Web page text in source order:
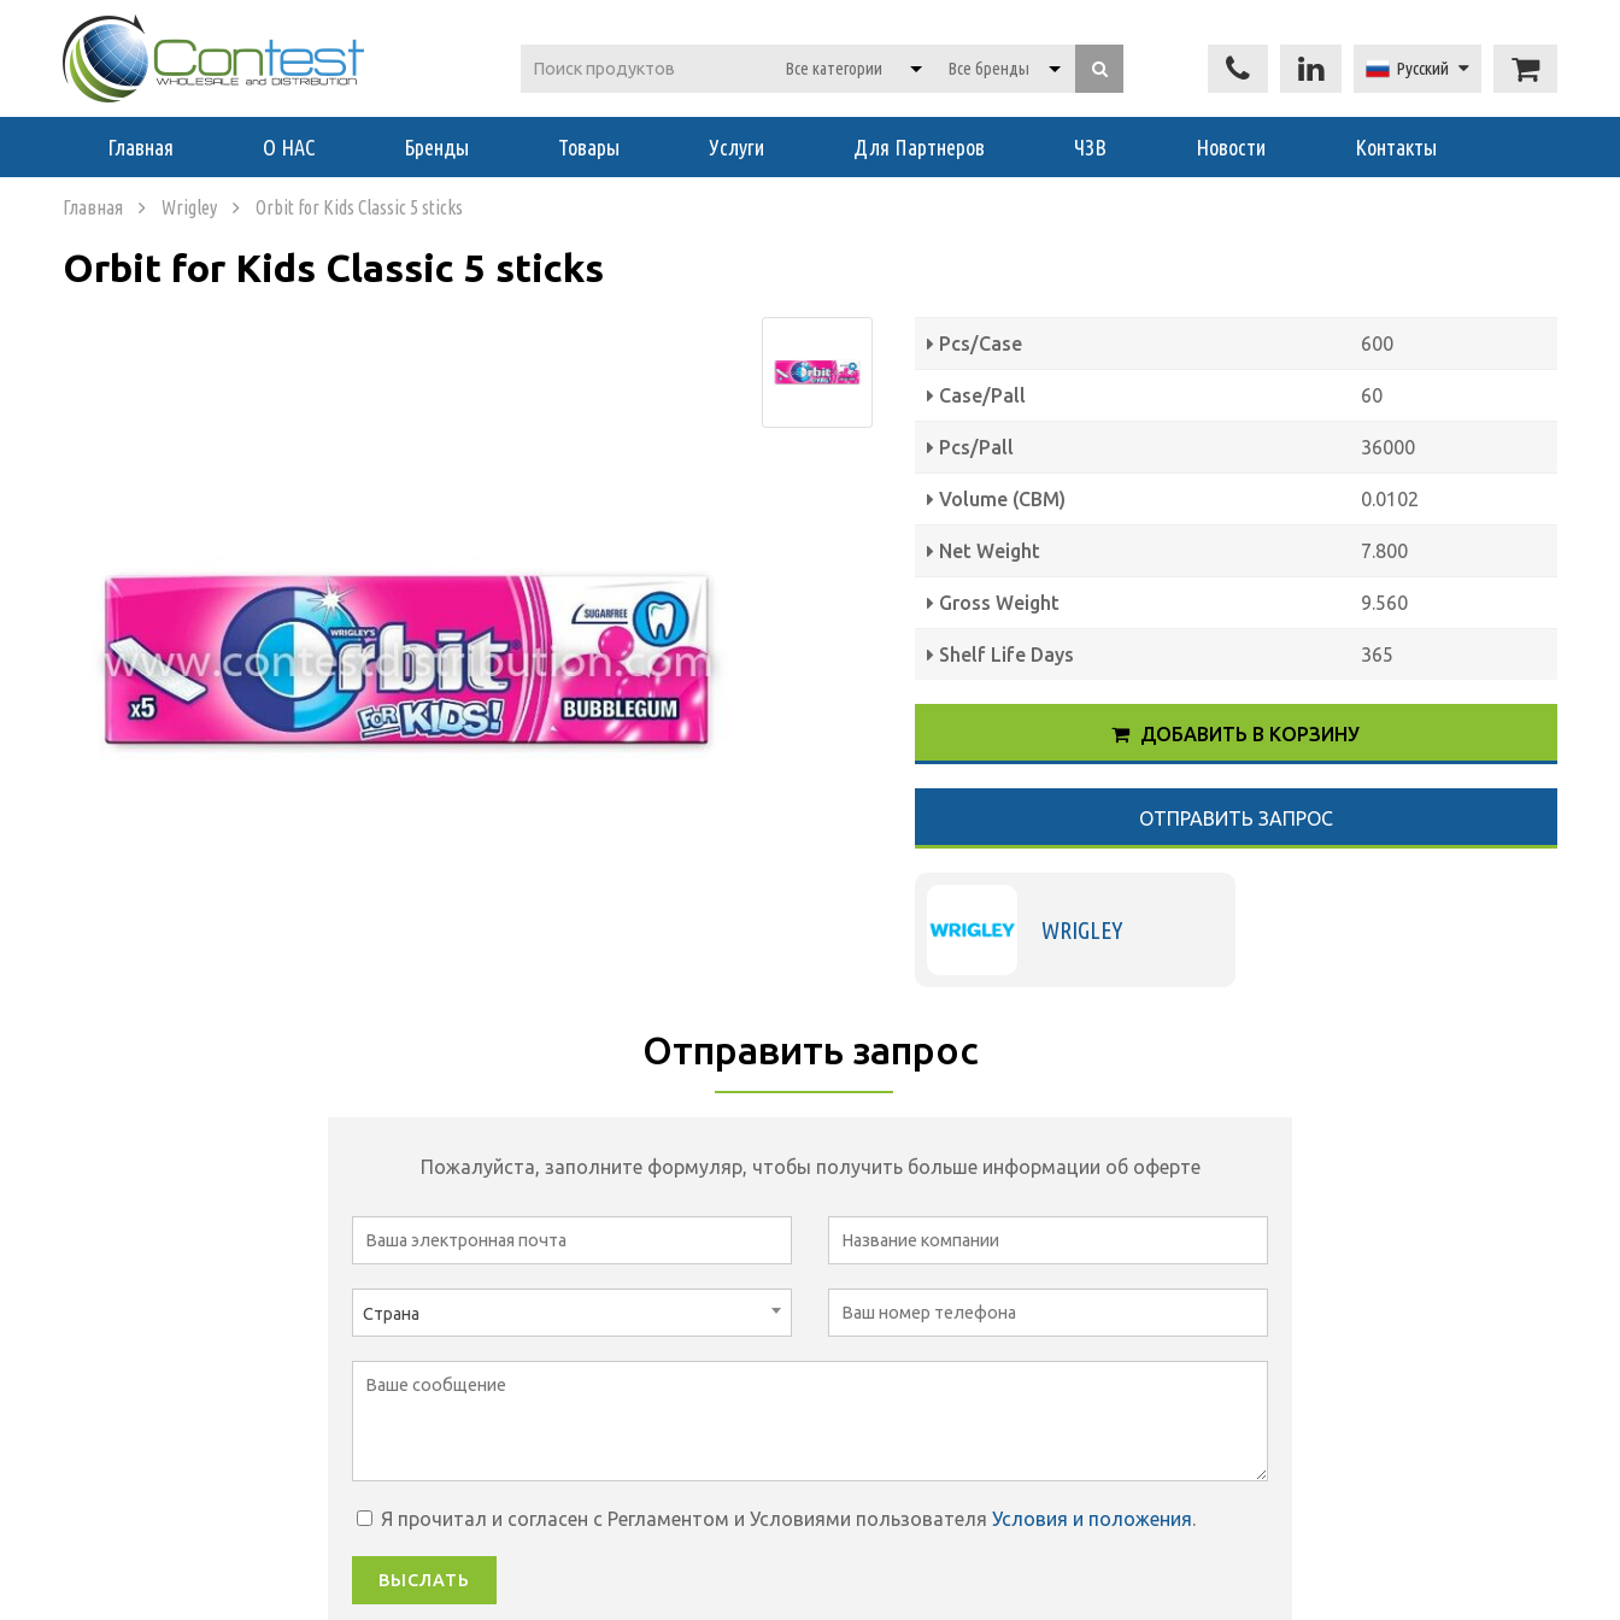
Русский
Главная О НАС Бренды Товары Услуги Для Партнеров ЧЗВ Новости Контакты
Главная Wrigley Orbit for Kids Classic 5 sticks
Orbit for Kids Classic 5 sticks
Pcs/Case 600
Case/Pall 60
Pcs/Pall 36000
Volume (CBM) 0.0102
Net Weight 7.800
Gross Weight 9.560
Shelf Life Days 365
ДОБАВИТЬ В КОРЗИНУ
ОТПРАВИТЬ ЗАПРОС
WRIGLEY
Отправить запрос
Пожалуйста, заполните формуляр, чтобы получить больше информации об оферте
Страна
Я прочитал и согласен с Регламентом и Условиями пользователя Условия и положения.
ВЫСЛАТЬ